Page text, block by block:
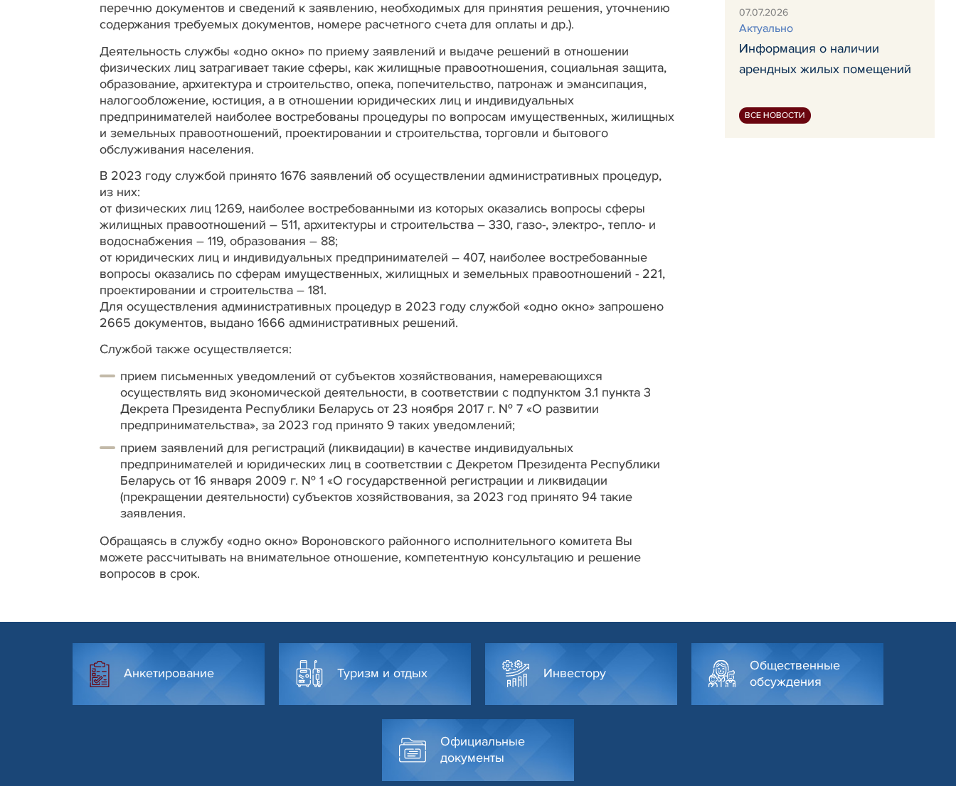
перечню документов и сведений к заявлению, необходимых для принятия решения, уточнению
содержания требуемых документов, номере расчетного счета для оплаты и др.).
Деятельность службы «одно окно» по приему заявлений и выдаче решений в отношении
физических лиц затрагивает такие сферы, как жилищные правоотношения, социальная защита,
образование, архитектура и строительство, опека, попечительство, патронаж и эмансипация,
налогообложение, юстиция, а в отношении юридических лиц и индивидуальных
предпринимателей наиболее востребованы процедуры по вопросам имущественных, жилищных
и земельных правоотношений, проектировании и строительства, торговли и бытового
обслуживания населения.
В 2023 году службой принято 1676 заявлений об осуществлении административных процедур,
из них:
от физических лиц 1269, наиболее востребованными из которых оказались вопросы сферы
жилищных правоотношений – 511, архитектуры и строительства – 330, газо-, электро-, тепло- и
водоснабжения – 119, образования – 88;
от юридических лиц и индивидуальных предпринимателей – 407, наиболее востребованные
вопросы оказались по сферам имущественных, жилищных и земельных правоотношений - 221,
проектировании и строительства – 181.
Для осуществления административных процедур в 2023 году службой «одно окно» запрошено
2665 документов, выдано 1666 административных решений.
Службой также осуществляется:
прием письменных уведомлений от субъектов хозяйствования, намеревающихся
осуществлять вид экономической деятельности, в соответствии с подпунктом 3.1 пункта 3
Декрета Президента Республики Беларусь от 23 ноября 2017 г. № 7 «О развитии
предпринимательства», за 2023 год принято 9 таких уведомлений;
прием заявлений для регистраций (ликвидации) в качестве индивидуальных
предпринимателей и юридических лиц в соответствии с Декретом Президента Республики
Беларусь от 16 января 2009 г. № 1 «О государственной регистрации и ликвидации
(прекращении деятельности) субъектов хозяйствования, за 2023 год принято 94 такие
заявления.
Обращаясь в службу «одно окно» Вороновского районного исполнительного комитета Вы
можете рассчитывать на внимательное отношение, компетентную консультацию и решение
вопросов в срок.
07.07.2026
Актуально
Информация о наличии
арендных жилых помещений
ВСЕ НОВОСТИ
Анкетирование Туризм и отдых Инвестору
Общественные
обсуждения
Официальные
документы